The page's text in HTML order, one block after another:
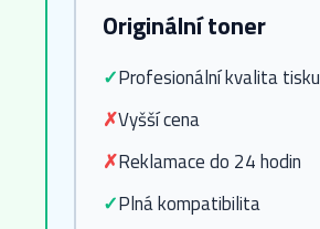
Originální toner
✓Profesionální kvalita tisku
✗Vyšší cena
✗Reklamace do 24 hodin
✓Plná kompatibilita